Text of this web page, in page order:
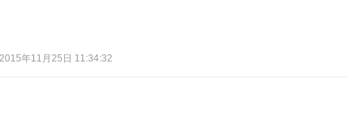
年11月25日 11:34:32